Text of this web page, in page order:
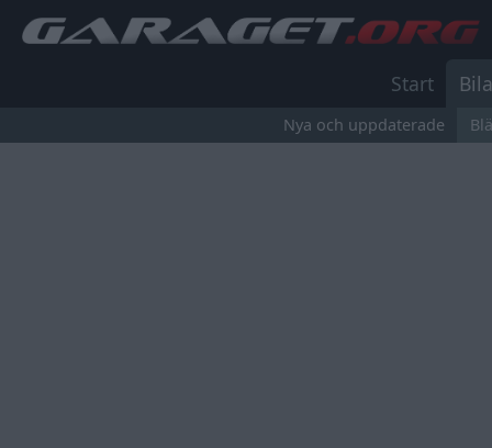
Start
Nya och uppdaterade